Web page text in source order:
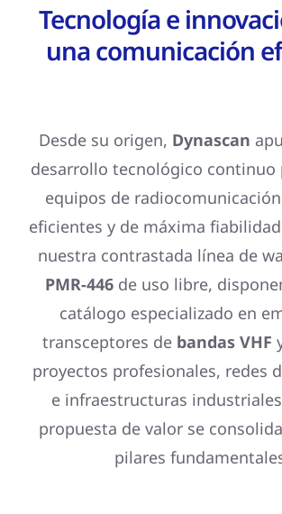
Tecnología e
una comunicación
Desde su origen, Dynascan
desarrollo tecnológico continuo
equipos de
eficientes y de máxima
nuestra contrastada línea de
PMR-446de uso libre,
catálogo especializado en
transceptores de bandas VHF
proyectos profesionales, redes
e infraestructuras
propuesta de valor se
pilares